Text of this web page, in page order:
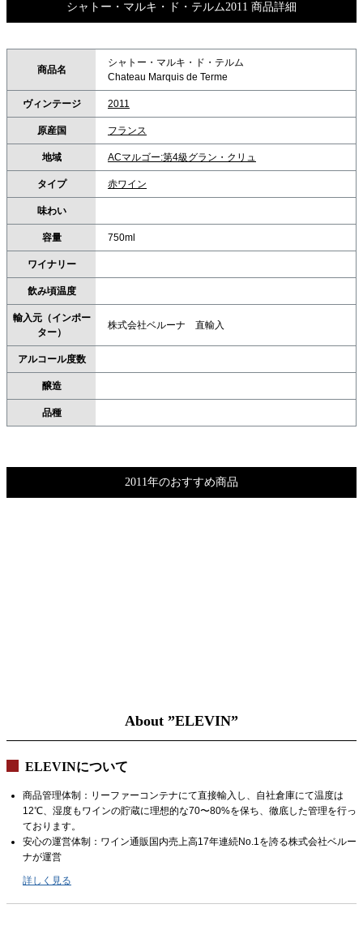
シャトー・マルキ・ド・テルム2011 商品詳細
商品名
シャトー・マルキ・ド・テルム
Chateau Marquis de Terme
ヴィンテージ 2011
原産国 フランス
地域 ACマルゴー:第4級グラン・クリュ
タイプ 赤ワイン
味わい
容量 750ml
ワイナリー
飲み頃温度
輸入元（インポー
ター）
株式会社ベルーナ 直輸入
アルコール度数
醸造
品種
2011年のおすすめ商品
About ”ELEVIN”
ELEVINについて
商品管理体制：リーファーコンテナにて直接輸入し、自社倉庫にて温度は
12℃、湿度もワインの貯蔵に理想的な70〜80%を保ち、徹底した管理を行っ
ております。
安心の運営体制：ワイン通販国内売上高17年連続No.1を誇る株式会社ベルー
ナが運営
詳しく見る